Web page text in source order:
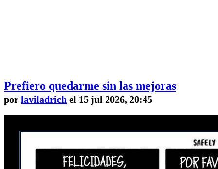
Prefiero quedarme sin las mejoras
por laviladrich el 15 jul 2026, 20:45